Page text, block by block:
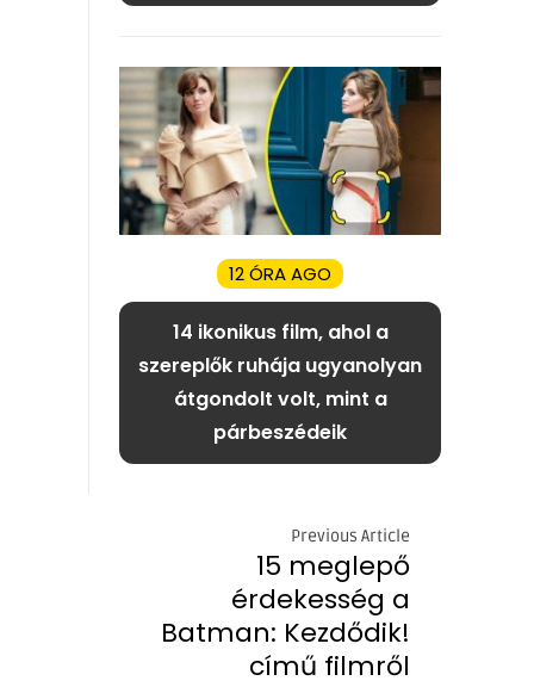
12 ÓRA AGO
14 ikonikus film, ahol a
szereplők ruhája ugyanolyan
átgondolt volt, mint a
párbeszédeik
Previous Article
15 meglepő
érdekesség a
Batman: Kezdődik!
című filmről